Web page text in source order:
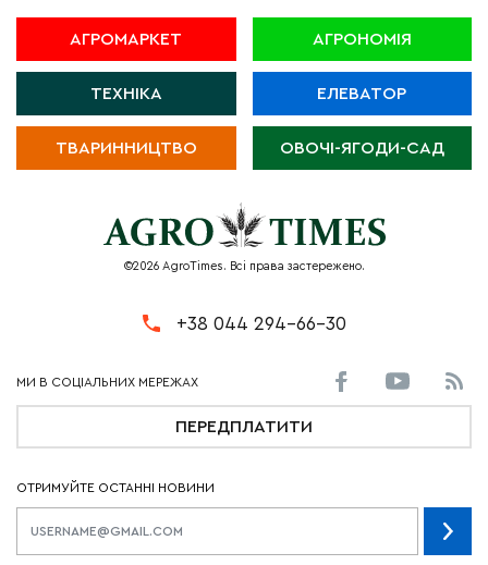
АГРОМАРКЕТ АГРОНОМІЯ
ТЕХНІКА ЕЛЕВАТОР
ТВАРИННИЦТВО ОВОЧІ-ЯГОДИ-САД
©2026 AgroTimes. Всі права застережено.
+38 044 294-66-30
ПЕРЕДПЛАТИТИ
ОТРИМУЙТЕ ОСТАННІ НОВИНИ